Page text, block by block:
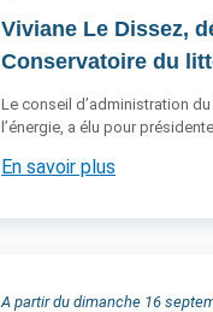
Viviane Le Dissez,
Conservatoire du
Le conseil d’administration
l’énergie, a élu pour
En savoir plus
A partir du dimanche 16